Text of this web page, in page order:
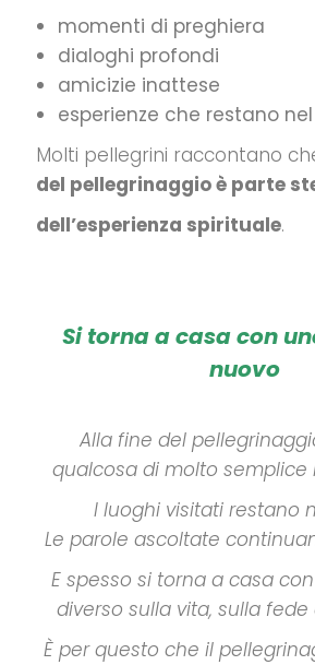
momenti di preghiera
dialoghi profondi
amicizie inattese
esperienze che restano
Molti pellegrini raccontano
del pellegrinaggio è parte
dell’esperienza spirituale.
Si torna a casa con
nuovo
Alla fine del
qualcosa di molto semplice
I luoghi visitati restano
Le parole ascoltate
E spesso si torna a casa
diverso sulla vita, sulla
È per questo che il